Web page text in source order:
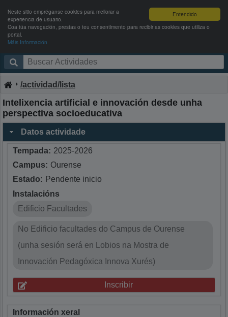
Entendido
Neste sitio empréganse cookies para mellorar a
experiencia de usuario.
Coa túa navegación, prestas o teu consentimento para recibir as cookies que utiliza o
portal.
Máis Información
/actividad/lista
Intelixencia artificial e innovación desde unha
perspectiva socioeducativa
Datos actividade
Tempada: 2025-2026
Campus: Ourense
Estado: Pendente inicio
Instalacións
Edificio Facultades
No Edificio facultades do Campus de Ourense
(unha sesión será en Lobios na Mostra de
Innovación Pedagóxica Innova Xurés)
Inscribir
Información xeral